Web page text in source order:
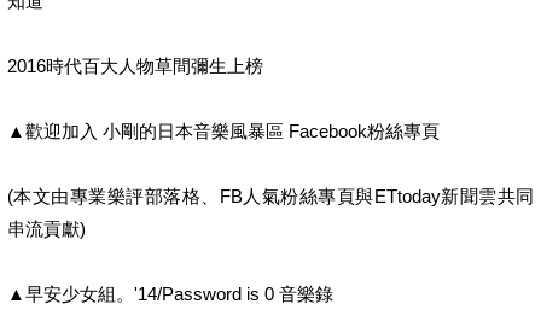
2016時代百大人物草間彌生上榜
▲歡迎加入 小剛的日本音樂風暴區 Facebook粉絲專頁
(本文由專業樂評部落格、FB人氣粉絲專頁與ETtoday新聞雲共同
串流貢獻)
▲早安少女組。'14/Password is 0 音樂錄